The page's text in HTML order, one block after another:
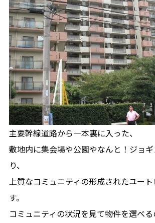
主要幹線道路から一本裏に入った、
敷地内に集会場や公園やなんと！ジョ
り、
上質なコミュニティの形成されたユー
す。
コミュニティの状況を見て物件を選べ